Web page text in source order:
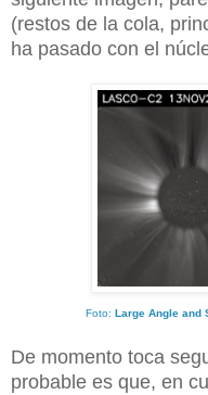
(restos de la cola,
ha pasado con el
Foto: Large Angle and
De momento toca
probable es que, en